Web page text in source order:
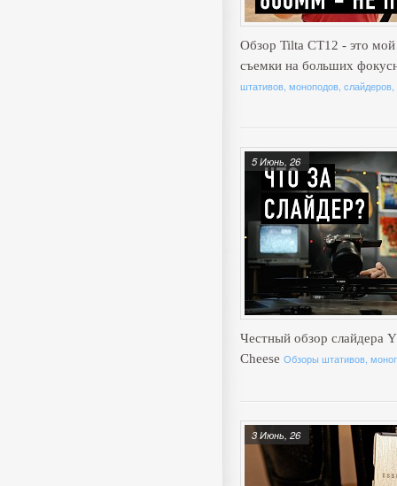
Обзор Tilta CT12 - это
съемки на больших
штативов, моноподов, слайдеров,
Честный обзор слайдера
Cheese Обзоры штативов,
5 Июнь, 26
3 Июнь, 26